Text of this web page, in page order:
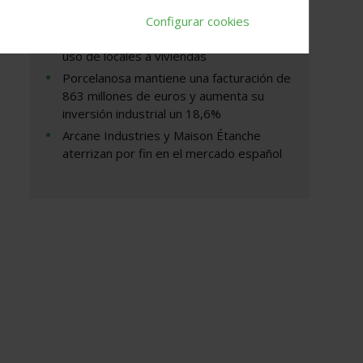
general las competencias de los
uso de locales a viviendas
Porcelanosa mantiene una facturación de
863 millones de euros y aumenta su
inversión industrial un 18,6%
Arcane Industries y Maison Étanche
aterrizan por fin en el mercado español
Configurar cookies